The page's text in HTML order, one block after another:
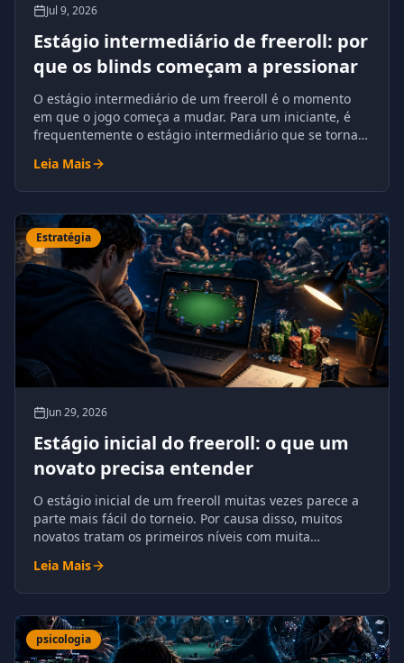
Jul 9, 2026
Estágio intermediário de freeroll: por
que os blinds começam a pressionar
O estágio intermediário de um freeroll é o momento
em que o jogo começa a mudar. Para um iniciante, é
frequentemente o estágio intermediário que se torna o
Leia Mais
Estratégia
Jun 29, 2026
Estágio inicial do freeroll: o que um
novato precisa entender
O estágio inicial de um freeroll muitas vezes parece a
parte mais fácil do torneio. Por causa disso, muitos
novatos tratam os primeiros níveis com muita
Leia Mais
psicologia